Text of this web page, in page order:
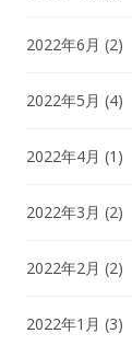
2022年6月 (2)
2022年5月 (4)
2022年4月 (1)
2022年3月 (2)
2022年2月 (2)
2022年1月 (3)